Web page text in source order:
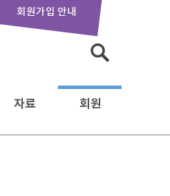
회원가입 안내
자료 회원